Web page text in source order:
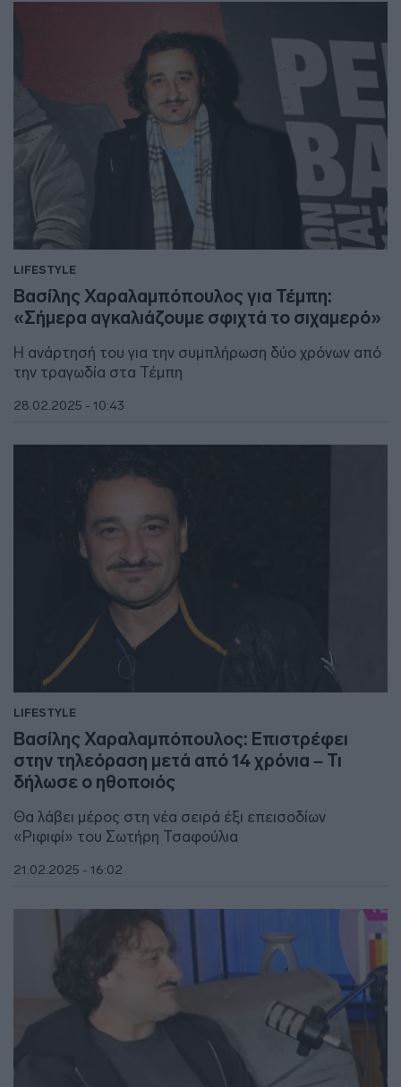
LIFESTYLE
Βασίλης Χαραλαμπόπουλος για Τέμπη:
«Σήμερα αγκαλιάζουμε σφιχτά το σιχαμερό»
Η ανάρτησή του για την συμπλήρωση δύο χρόνων από
την τραγωδία στα Τέμπη
28.02.2025 - 10:43
LIFESTYLE
Βασίλης Χαραλαμπόπουλος: Επιστρέφει
στην τηλεόραση μετά από 14 χρόνια – Τι
δήλωσε ο ηθοποιός
Θα λάβει μέρος στη νέα σειρά έξι επεισοδίων
«Ριφιφί» του Σωτήρη Τσαφούλια
21.02.2025 - 16:02